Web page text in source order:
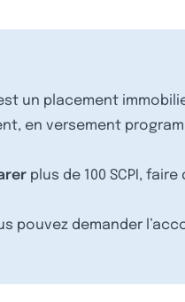
un placement
en versement
plus de 100 SCPI,
pouvez demander